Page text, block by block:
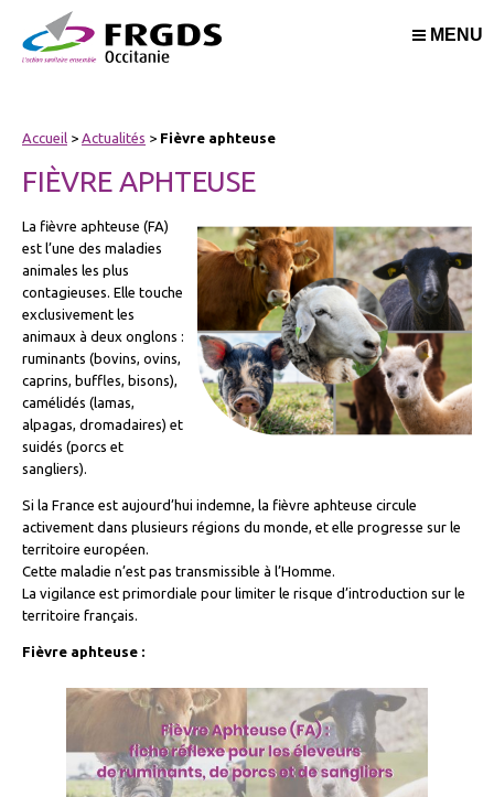
MENU
Accueil > Actualités > Fièvre aphteuse
FIÈVRE APHTEUSE
La fièvre aphteuse (FA)
est l’une des maladies
animales les plus
contagieuses. Elle touche
exclusivement les
animaux à deux onglons :
ruminants (bovins, ovins,
caprins, buffles, bisons),
camélidés (lamas,
alpagas, dromadaires) et
suidés (porcs et
sangliers).
Si la France est aujourd’hui indemne, la fièvre aphteuse circule
activement dans plusieurs régions du monde, et elle progresse sur le
territoire européen.
Cette maladie n’est pas transmissible à l’Homme.
La vigilance est primordiale pour limiter le risque d’introduction sur le
territoire français.
Fièvre aphteuse :